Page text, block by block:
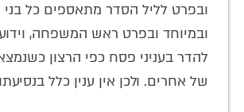
ובפרט לליל הסדר מתאספים כל
ובמיוחד ובפרט ראש המשפחה,
להדר בעניני פסח כפי הרצון
של אחרים. ולכן אין ענין כלל